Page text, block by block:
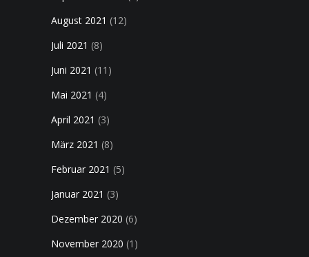
August 2021 (12)
Juli 2021 (8)
Juni 2021 (11)
Mai 2021 (4)
April 2021 (3)
März 2021 (8)
Februar 2021 (5)
Januar 2021 (3)
Dezember 2020 (6)
November 2020 (1)